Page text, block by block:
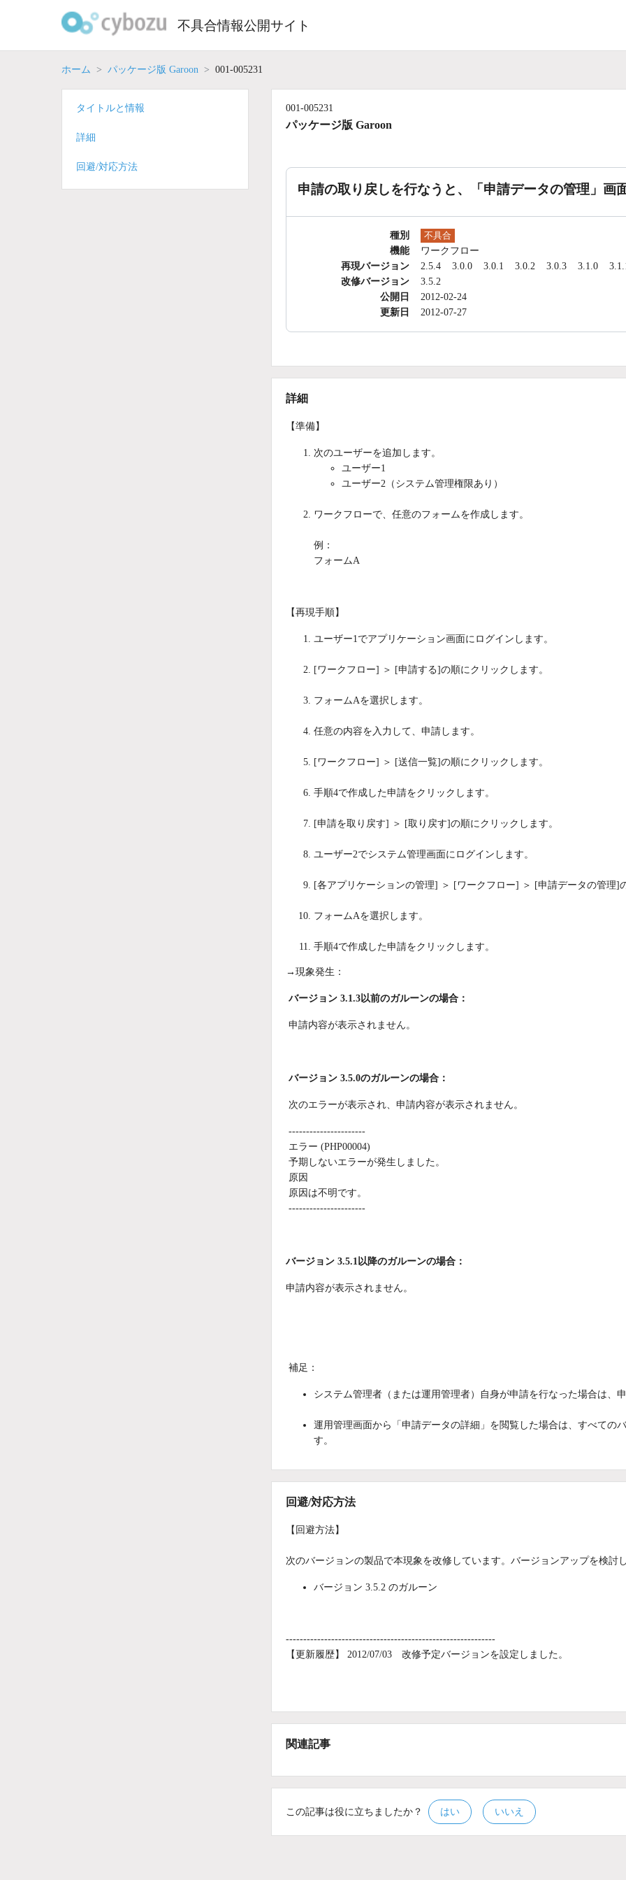
不具合情報公開サイト
ホーム パッケージ版 Garoon 001-005231
001-005231
パッケージ版 Garoon
申請の取り戻しを行なうと、「申請データの管理」画
種別 不具合
機能
ワークフロー
再現バージョン
2.5.4 3.0.0 3.0.1 3.0.2 3.0.3 3.1.0
改修バージョン
3.5.2
公開日
2012-02-24
更新日
2012-07-27
詳細
【準備】
次のユーザーを追加します。
ユーザー1
ユーザー2（システム管理権限あり）
ワークフローで、任意のフォームを作成します。
例：
フォームA
【再現手順】
ユーザー1でアプリケーション画面にログインします。
[ワークフロー] ＞ [申請する]の順にクリックします。
フォームAを選択します。
任意の内容を入力して、申請します。
[ワークフロー] ＞ [送信一覧]の順にクリックします。
手順4で作成した申請をクリックします。
[申請を取り戻す] ＞ [取り戻す]の順にクリックします。
ユーザー2でシステム管理画面にログインします。
[各アプリケーションの管理] ＞ [ワークフロー] ＞ [申請データの管理]
フォームAを選択します。
手順4で作成した申請をクリックします。
→現象発生：
バージョン 3.1.3以前のガルーンの場合 ：
申請内容が表示されません。
バージョン 3.5.0のガルーンの場合：
次のエラーが表示され、申請内容が表示されません。
----------------------
エラー (PHP00004)
予期しないエラーが発生しました。
原因
原因は不明です。
----------------------
バージョン 3.5.1以降のガルーンの場合：
申請内容が表示されません。
補足：
システム管理者（または運用管理者）自身が申請を行なった場合は、
運用管理画面から「申請データの詳細」を閲覧した場合は、すべての
す。
回避/対応方法
【回避方法】
次のバージョンの製品で本現象を改修しています。バージョンアップを検討
バージョン 3.5.2 のガルーン
------------------------------------------------------------
【更新履歴】 2012/07/03 改修予定バージョンを設定しました。
関連記事
この記事は役に立ちましたか？ はい いいえ
タイトルと情報
詳細
回避/対応方法